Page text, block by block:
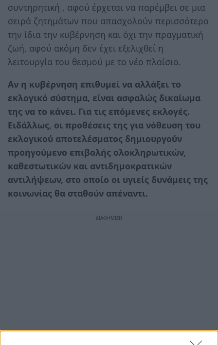
συντηρητική , αφού έρχεται να παρέμβει σε μια
σειρά ζητημάτων που απασχολούν περισσότερο
την ίδια την κυβέρνηση και όχι την πραγματική
ζωή, αφού ακόμη δεν έχει εξελιχθεί η
λειτουργία του θεσμού με το νέο πλαίσιο.
Αν η κυβέρνηση επιθυμεί να αλλάξει το
εκλογικό σύστημα, είναι ασφαλώς δικαίωμα
της να το κάνει. Για τις επόμενες εκλογές.
Ειδάλλως, οι προθέσεις της για νόθευση του
εκλογικού αποτελέσματος δημιουργούν
προηγούμενο επιβολής ολοκληρωτικών,
καθεστωτικών και αντιδημοκρατικών
αντιλήψεων, στο οποίο οι υγιείς δυνάμεις της
κοινωνίας θα σταθούν απέναντι.